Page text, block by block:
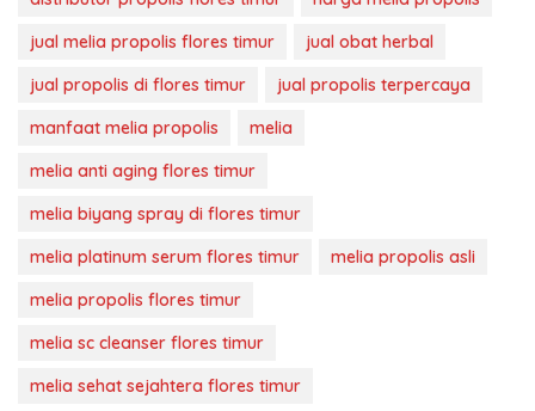
jual melia propolis flores timur
jual obat herbal
jual propolis di flores timur
jual propolis terpercaya
manfaat melia propolis
melia
melia anti aging flores timur
melia biyang spray di flores timur
melia platinum serum flores timur
melia propolis asli
melia propolis flores timur
melia sc cleanser flores timur
melia sehat sejahtera flores timur